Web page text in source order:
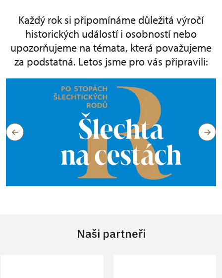
Každý rok si připomínáme důležitá výročí
historických událostí i osobností nebo
upozorňujeme na témata, která považujeme
za podstatná. Letos jsme pro vás připravili:
Naši partneři